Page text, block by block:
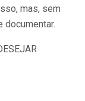
mas, sem
documentar.